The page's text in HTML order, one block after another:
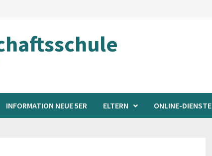
INFORMATION NEUE 5ER ELTERN ONLINE-DIENSTE